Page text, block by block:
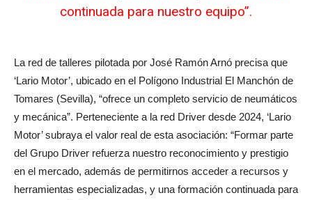
continuada para nuestro equipo”.
La red de talleres pilotada por José Ramón Arnó precisa que
‘Lario Motor’, ubicado en el Polígono Industrial El Manchón de
Tomares (Sevilla), “ofrece un completo servicio de neumáticos
y mecánica”. Perteneciente a la red Driver desde 2024, ‘Lario
Motor’ subraya el valor real de esta asociación: “Formar parte
del Grupo Driver refuerza nuestro reconocimiento y prestigio
en el mercado, además de permitirnos acceder a recursos y
herramientas especializadas, y una formación continuada para